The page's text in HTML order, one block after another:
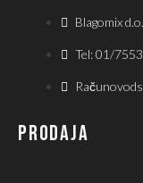
Blagomix
Tel: 01/
PRODAJA